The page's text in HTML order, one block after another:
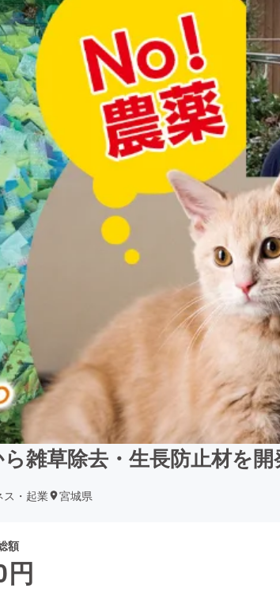
雑草除去・生長防止材を開
ス・起業 宮城県
額
円